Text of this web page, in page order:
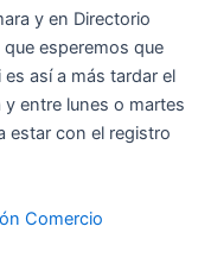
y en Directorio
esperemos que
así a más tardar el
y entre lunes o martes
estar con el registro
Comercio